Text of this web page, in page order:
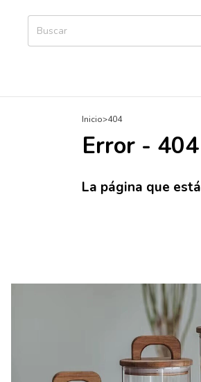
Inicio>404
Error - 404
La página que